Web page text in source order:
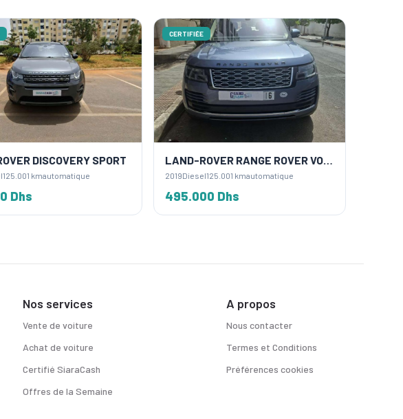
DISCOVERY SPORT
125.001 kmautomatique
Dhs
CERTIFIÉE
LAND-ROVER RANGE ROVER VOGUE
2019Diesel125.001 kmautomatique
495.000 Dhs
Nos services
Vente de voiture
Achat de voiture
Certifié SiaraCash
Offres de la Semaine
A propos
Nous contacter
Termes et Conditions
Préférences cookies